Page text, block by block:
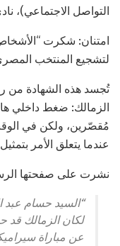
التواصل الاجتماعي)،
امتنان: شكرت “الأشخاص
لتشجيع المنتخب
تُجسد هذه الشهادة من
الزمالك: ضغط داخلي
مُقصّرين، ولكن في
عندما يتعلق الأمر
نشرت على صفحتها
“السيد حسام عبد
لكان الزمالك قد
عن مباراة